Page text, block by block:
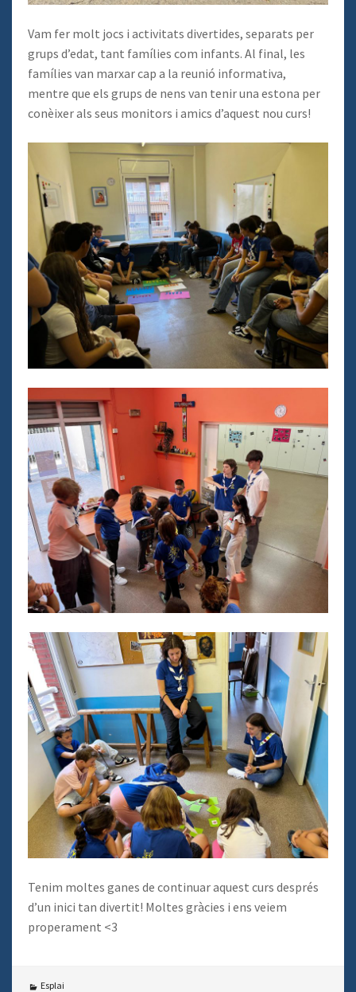
Vam fer molt jocs i activitats divertides, separats per
grups d’edat, tant famílies com infants. Al final, les
famílies van marxar cap a la reunió informativa,
mentre que els grups de nens van tenir una estona per
conèixer als seus monitors i amics d’aquest nou curs!
Tenim moltes ganes de continuar aquest curs després
d’un inici tan divertit! Moltes gràcies i ens veiem
properament <3
Esplai